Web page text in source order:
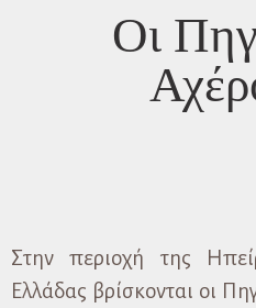
Οι
Στην περιοχή της
Ελλάδας βρίσκονται οι